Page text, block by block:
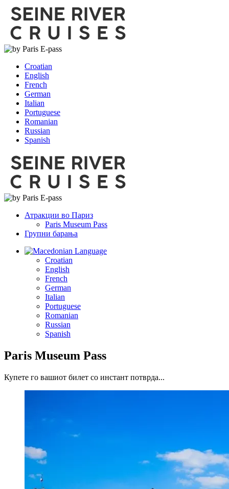
Croatian
English
French
German
Italian
Portuguese
Romanian
Russian
Spanish
Атракции во Париз
Paris Museum Pass
Групни барања
Language
Croatian
English
French
German
Italian
Portuguese
Romanian
Russian
Spanish
Paris Museum Pass
Купете го вашиот билет со инстант потврда...